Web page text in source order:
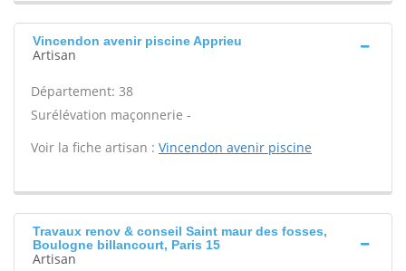
Vincendon avenir piscine Apprieu
Artisan
Département: 38
Surélévation maçonnerie -
Voir la fiche artisan : Vincendon avenir piscine
Travaux renov & conseil Saint maur des fosses,
Boulogne billancourt, Paris 15
Artisan